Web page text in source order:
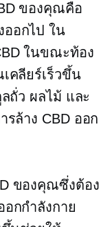
ของคุณคือ
ออกไป ใน
ในขณะท้อง
คลียร์เร็วขึ้น
ถั่ว ผลไม้ และ
รล้าง CBD ออก
ของคุณซึ่งต้อง
กกำลังกาย